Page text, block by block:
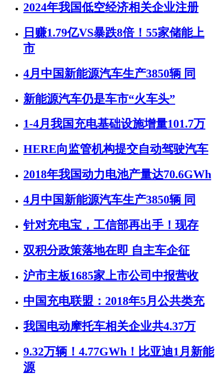
2024年我国低空经济相关企业注册
日赚1.79亿VS暴跌8倍！55家储能上
市
4月中国新能源汽车生产3850辆 同
新能源汽车仍是车市“火车头”
1-4月我国充电基础设施增量101.7万
HERE向监管机构提交自动驾驶汽车
2018年我国动力电池产量达70.6GWh
4月中国新能源汽车生产3850辆 同
针对充电宝，工信部再出手！现存
双积分政策落地在即 自主车企征
沪市主板1685家上市公司中报营收
中国充电联盟：2018年5月公共类充
我国电动摩托车相关企业共4.37万
9.32万辆！4.77GWh！比亚迪1月新能
源